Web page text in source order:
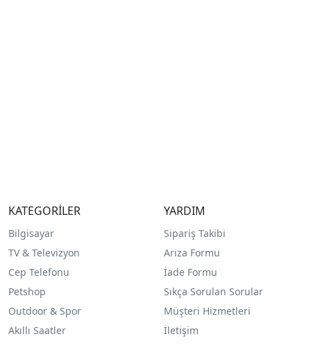
KATEGORİLER
Bilgisayar
TV & Televizyon
Cep Telefonu
Petshop
Outdoor & Spor
Akıllı Saatler
YARDIM
Sipariş Takibi
Arıza Formu
İade Formu
Sıkça Sorulan Sorular
Müşteri Hizmetleri
İletişim